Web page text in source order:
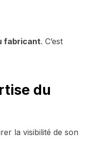
fabricant. C’est
du
la visibilité de son